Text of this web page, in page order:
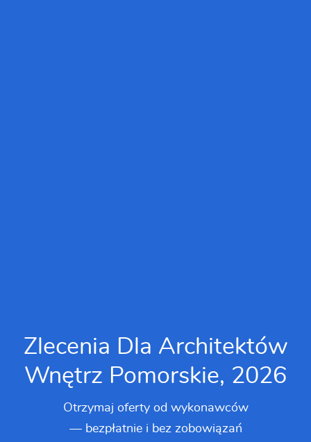
Zlecenia Dla Architektów
Wnętrz Pomorskie, 2026
Otrzymaj oferty od wykonawców
— bezpłatnie i bez zobowiązań